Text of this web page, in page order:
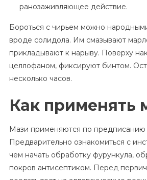
ранозаживляющее действие.
Бороться с чирьем можно
вроде солидола. Им смазывают
прикладывают к нарыву. Поверху
целлофаном, фиксируют бинтом.
несколько часов.
Как применять
Мази применяются по предписанию
Предварительно ознакомиться с
чем начать обработку фурункула,
покров антисептиком. Перед